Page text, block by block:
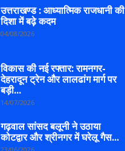
उत्तराखण्ड : आध्यात्मिक राजधानी की
दिशा में बढ़े कदम
04/08/2026
विकास की नई रफ्तार: रामनगर-
देहरादून ट्रेन और लालढांग मार्ग पर
बड़ी...
14/07/2026
गढ़वाल सांसद बलूनी ने उठाया
कोटद्वार और श्रीनगर में घरेलू गैस...